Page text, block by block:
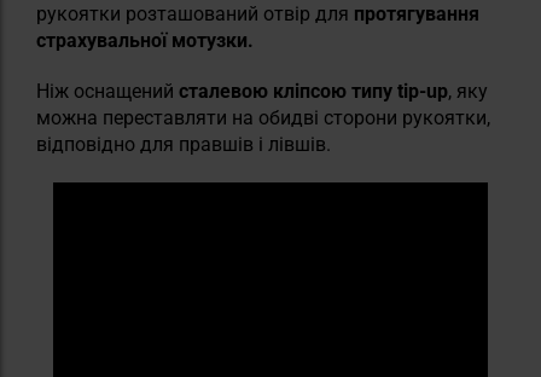
рукоятки розташований отвір для протягування
страхувальної мотузки.
Ніж оснащений сталевою кліпсою типу tip-up, яку
можна переставляти на обидві сторони рукоятки,
відповідно для правшів і лівшів.